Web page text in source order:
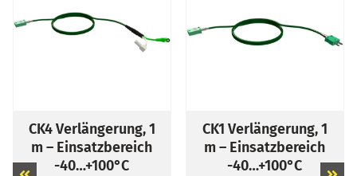
CK4 Verlängerung, 1
m – Einsatzbereich
-40…+100°C
CK1 Verlängerung, 1
m – Einsatzbereich
-40…+100°C